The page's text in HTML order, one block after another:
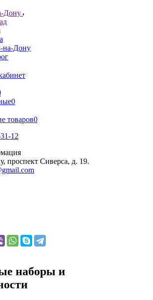
Дону
на-Дону
0
товаров0
12
проспект Сиверса, д. 19.
наборы и